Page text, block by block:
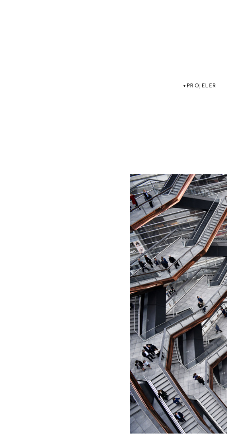
PROJELER